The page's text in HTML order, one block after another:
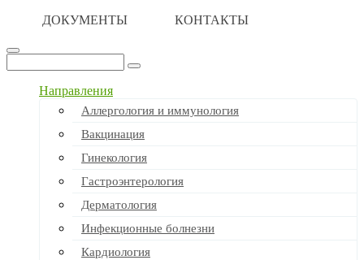
ДОКУМЕНТЫ КОНТАКТЫ
Направления
Аллергология и иммунология
Вакцинация
Гинекология
Гастроэнтерология
Дерматология
Инфекционные болнезни
Кардиология